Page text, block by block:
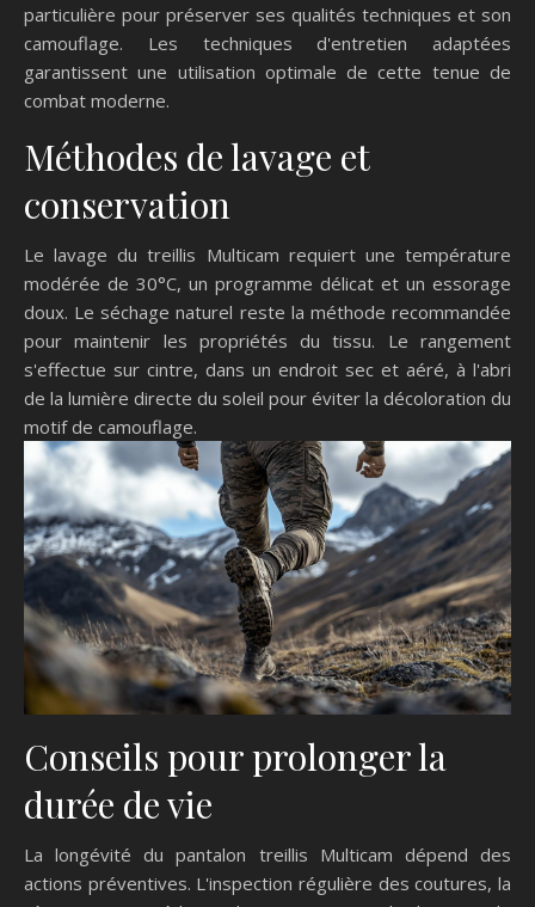
particulière pour préserver ses qualités techniques et son
camouflage. Les techniques d'entretien adaptées
garantissent une utilisation optimale de cette tenue de
combat moderne.
Méthodes de lavage et
conservation
Le lavage du treillis Multicam requiert une température
modérée de 30°C, un programme délicat et un essorage
doux. Le séchage naturel reste la méthode recommandée
pour maintenir les propriétés du tissu. Le rangement
s'effectue sur cintre, dans un endroit sec et aéré, à l'abri
de la lumière directe du soleil pour éviter la décoloration du
motif de camouflage.
Conseils pour prolonger la
durée de vie
La longévité du pantalon treillis Multicam dépend des
actions préventives. L'inspection régulière des coutures, la